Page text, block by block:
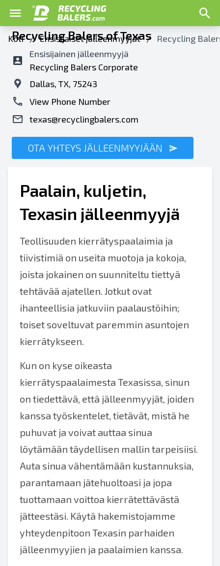
Koti / Ensisijaiset jälleenmyyjät / Recycling
Recycling Balers of Texas
Ensisijainen jälleenmyyjä
Recycling Balers Corporate
Dallas, TX, 75243
View Phone Number
texas@recyclingbalers.com
OTA YHTEYS JÄLLEENMYYJÄÄN
Paalain, kuljetin,
Texasin jälleenmyyjä
Teollisuuden kierrätyspaalaimia ja
tiivistimiä on useita muotoja ja kokoja,
joista jokainen on suunniteltu tiettyä
tehtävää ajatellen. Jotkut ovat
ihanteellisia jatkuviin paalaustöihin;
toiset soveltuvat paremmin asuntojen
kierrätykseen.
Kun on kyse oikeasta
kierrätyspaalaimesta Texasissa, sinun
on tiedettävä, että jälleenmyyjät, joiden
kanssa työskentelet, tietävät, mistä he
puhuvat ja voivat auttaa sinua
löytämään täydellisen mallin tarpeisiisi.
Auta sinua vähentämään kustannuksia,
parantamaan jätehuoltoasi ja jopa
tuottamaan voittoa kierrätettävästä
jätteestäsi. Käytä hakemistojamme
yhteydenpitoon Texasin parhaiden
jälleenmyyjien ja paalaimien kanssa.